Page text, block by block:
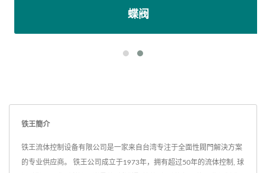
蝶阀
铁王簡介
铁王流体控制设备有限公司是一家来自台湾专注于全面性閥門解決方案
的专业供应商。 铁王公司成立于1973年，拥有超过50年的流体控制, 球